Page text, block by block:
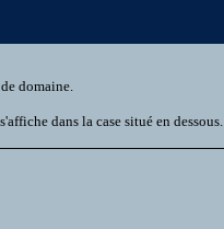
domaine.
dans la case situé en dessous.